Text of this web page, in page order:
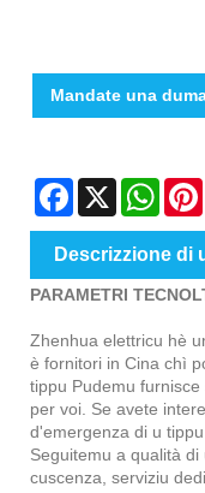
Mandate una
Facebook
X
Descrizzione di
PARAMETRI
Zhenhua elettricu hè
è fornitori in Cina chì
tippu Pudemu
per voi. Se avete
d'emergenza di u
Seguitemu a qualità
cuscenza, serviziu